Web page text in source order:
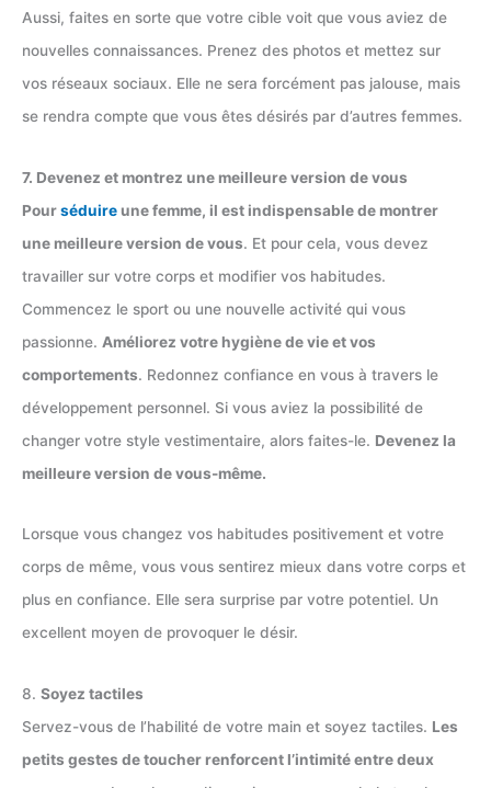
Aussi, faites en sorte que votre cible voit que vous aviez de
nouvelles connaissances. Prenez des photos et mettez sur
vos réseaux sociaux. Elle ne sera forcément pas jalouse, mais
se rendra compte que vous êtes désirés par d’autres femmes.
7. Devenez et montrez une meilleure version de vous
Pourséduire une femme, il est indispensable de montrer
une meilleure version de vous. Et pour cela, vous devez
travailler sur votre corps et modifier vos habitudes.
Commencez le sport ou une nouvelle activité qui vous
passionne. Améliorez votre hygiène de vie et vos
comportements. Redonnez confiance en vous à travers le
développement personnel. Si vous aviez la possibilité de
changer votre style vestimentaire, alors faites-le. Devenez la
meilleure version de vous-même.
Lorsque vous changez vos habitudes positivement et votre
corps de même, vous vous sentirez mieux dans votre corps et
plus en confiance. Elle sera surprise par votre potentiel. Un
excellent moyen de provoquer le désir.
8. Soyez tactiles
Servez-vous de l’habilité de votre main et soyez tactiles. Les
petits gestes de toucher renforcent l’intimité entre deux